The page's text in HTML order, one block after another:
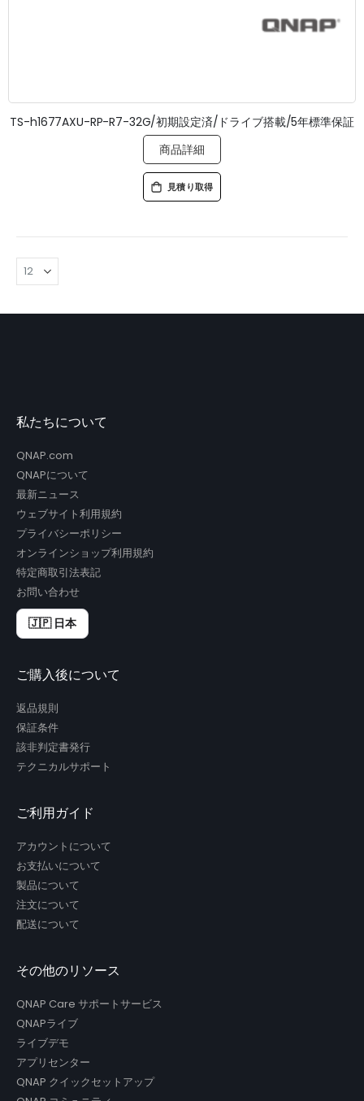
TS-h1677AXU-RP-R7-32G/初期設定済/ドライブ搭載/5年標準保証
商品詳細
見積り取得
私たちについて
QNAP.com
QNAPについて
最新ニュース
ウェブサイト利用規約
プライバシーポリシー
オンラインショップ利用規約
特定商取引法表記
お問い合わせ
🇯🇵 日本
ご購入後について
返品規則
保証条件
該非判定書発行
テクニカルサポート
ご利用ガイド
アカウントについて
お支払いについて
製品について
注文について
配送について
その他のリソース
QNAP Care サポートサービス
QNAPライブ
ライブデモ
アプリセンター
QNAP クイックセットアップ